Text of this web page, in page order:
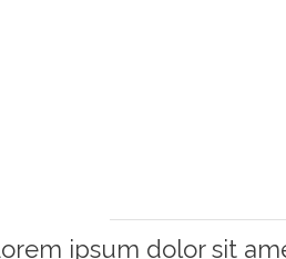
ipsum dolor sit